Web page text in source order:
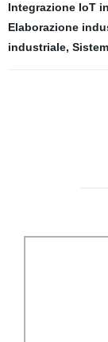
Integrazione IoT
Elaborazione
industriale,